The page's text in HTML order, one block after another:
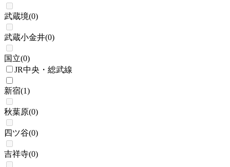
武蔵境(0)
武蔵小金井(0)
国立(0)
JR中央・総武線
新宿(1)
秋葉原(0)
四ツ谷(0)
吉祥寺(0)